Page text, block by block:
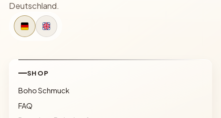
Deutschland.
SHOP
Boho Schmuck
FAQ